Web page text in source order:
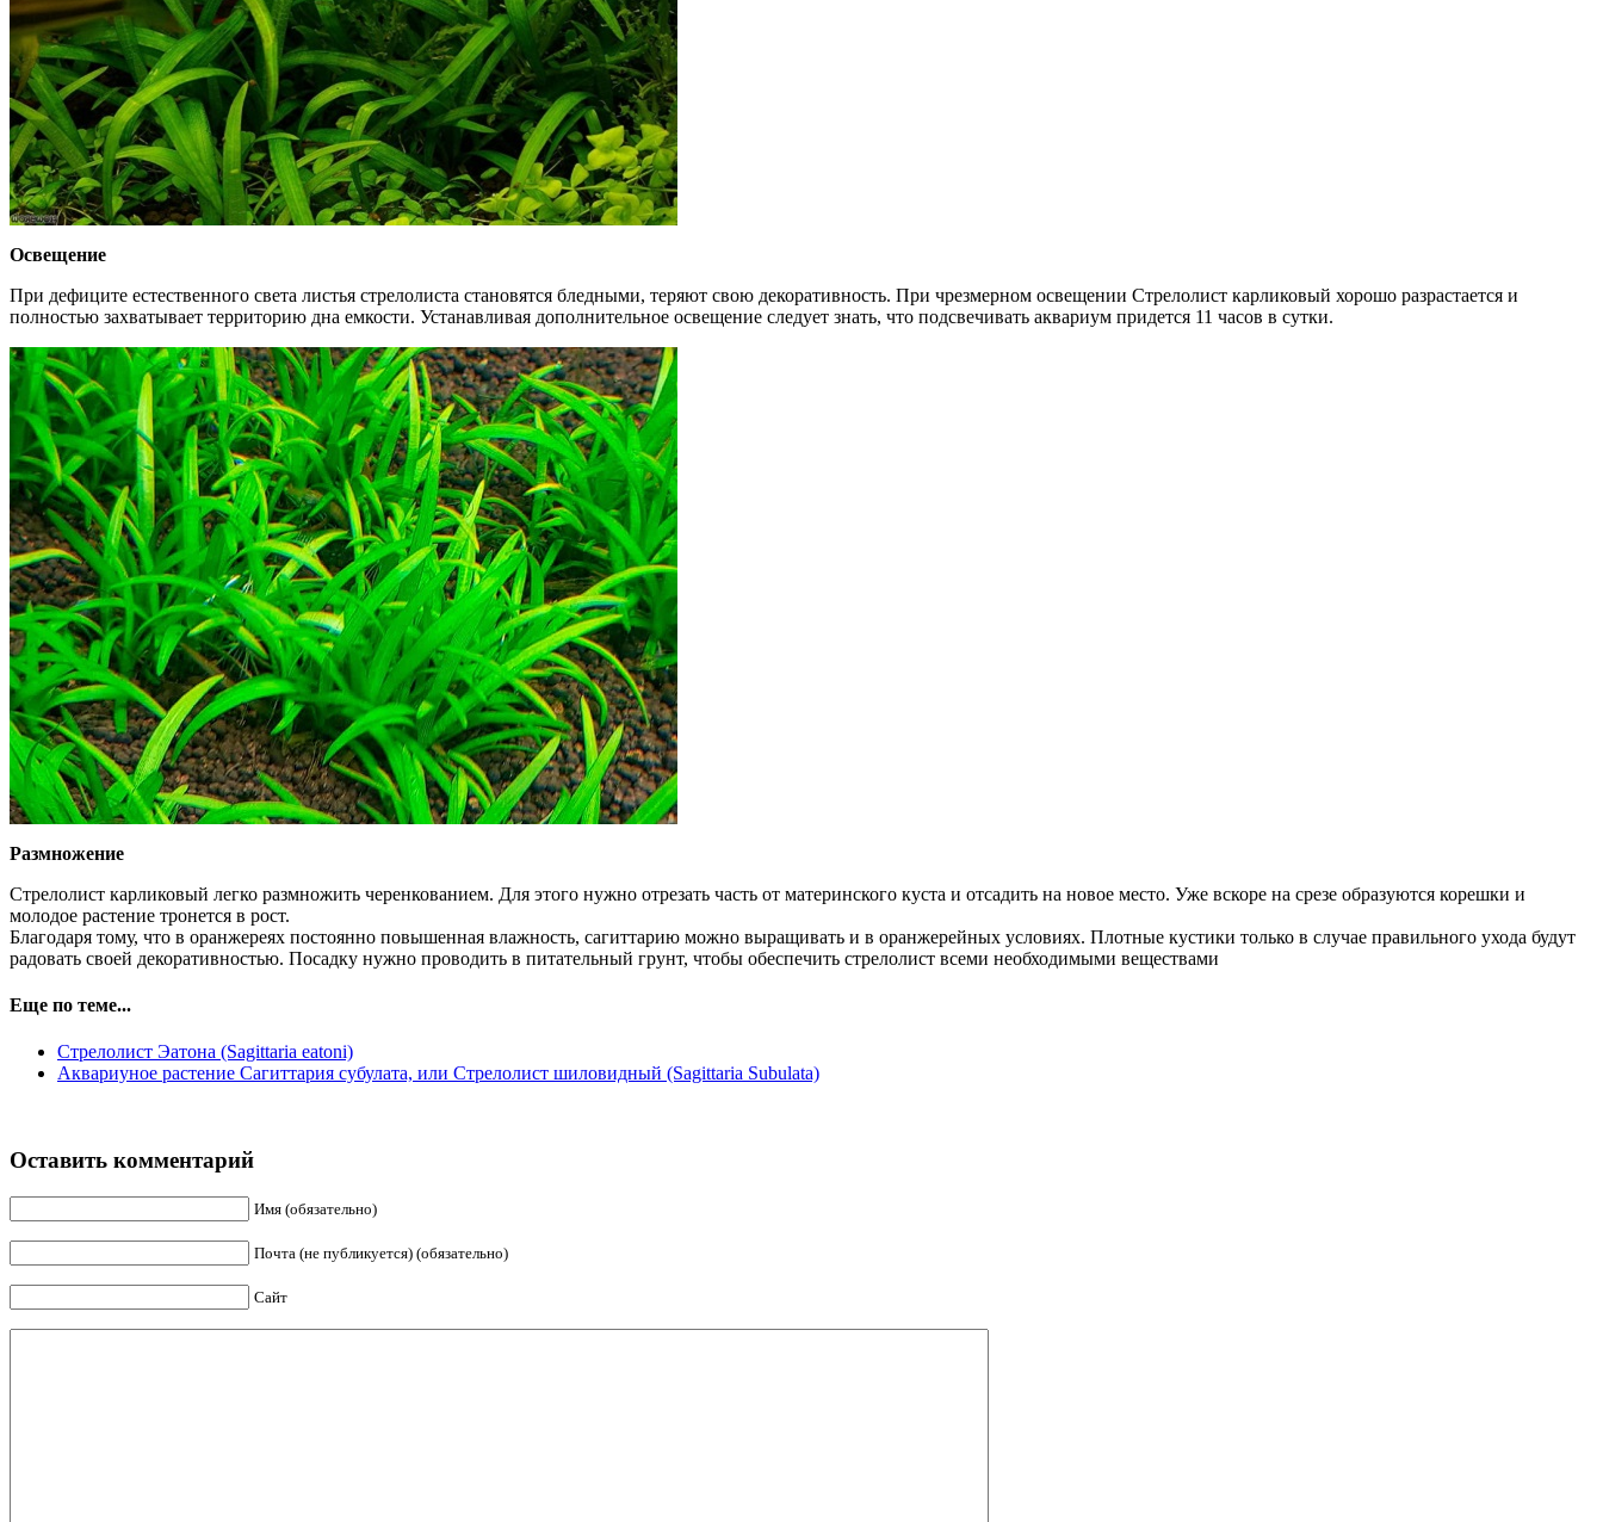
Освещение
При дефиците естественного света листья стрелолиста становятся бледными, теряют свою декоративность. При чрезмерном освещении Стрелолист карликовый хорошо разрастается и
полностью захватывает территорию дна емкости. Устанавливая дополнительное освещение следует знать, что подсвечивать аквариум придется 11 часов в сутки.
Размножение
Стрелолист карликовый легко размножить черенкованием. Для этого нужно отрезать часть от материнского куста и отсадить на новое место. Уже вскоре на срезе образуются корешки и
молодое растение тронется в рост.
Благодаря тому, что в оранжереях постоянно повышенная влажность, сагиттарию можно выращивать и в оранжерейных условиях. Плотные кустики только в случае правильного ухода будут
радовать своей декоративностью. Посадку нужно проводить в питательный грунт, чтобы обеспечить стрелолист всеми необходимыми веществами
Еще по теме...
Стрелолист Эатона (Sagittaria eatoni)
Аквариуное растение Сагиттария субулата, или Стрелолист шиловидный (Sagittaria Subulata)
Оставить комментарий
Имя (обязательно)
Почта (не публикуется) (обязательно)
Сайт